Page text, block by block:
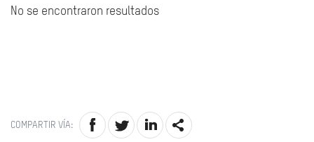
No se encontraron resultados
COMPARTIR VÍA: